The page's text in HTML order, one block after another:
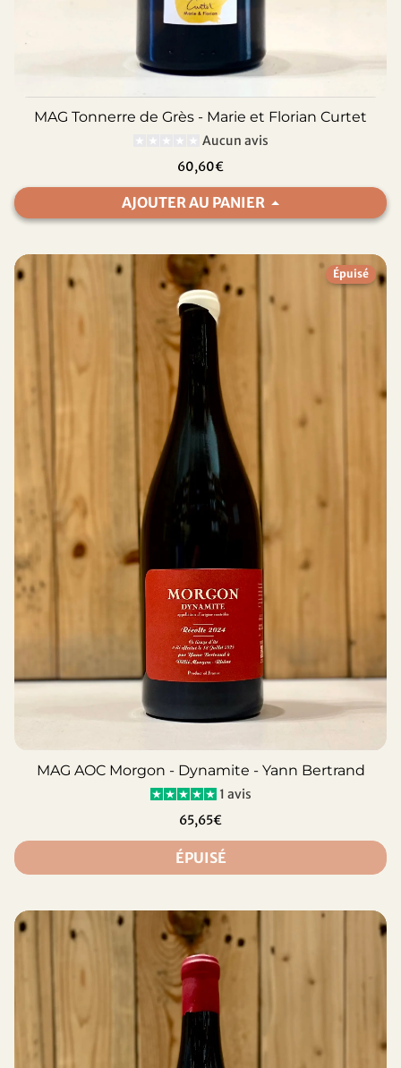
MAG Tonnerre de Grès - Marie et Florian Curtet
Aucun avis
60,60€
AJOUTER AU PANIER
Épuisé
MAG AOC Morgon - Dynamite - Yann Bertrand
1 avis
65,65€
ÉPUISÉ